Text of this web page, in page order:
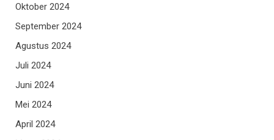
Oktober 2024
September 2024
Agustus 2024
Juli 2024
Juni 2024
Mei 2024
April 2024